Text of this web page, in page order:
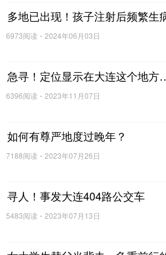
多地已出现！孩子注射后频繁生
6973阅读 2024年06月03日
急寻！定位显示在大连这个地方
6396阅读 2023年11月07日
如何有尊严地度过晚年？
7188阅读 2023年07月26日
寻人！事发大连404路公交车
5483阅读 2023年07月13日